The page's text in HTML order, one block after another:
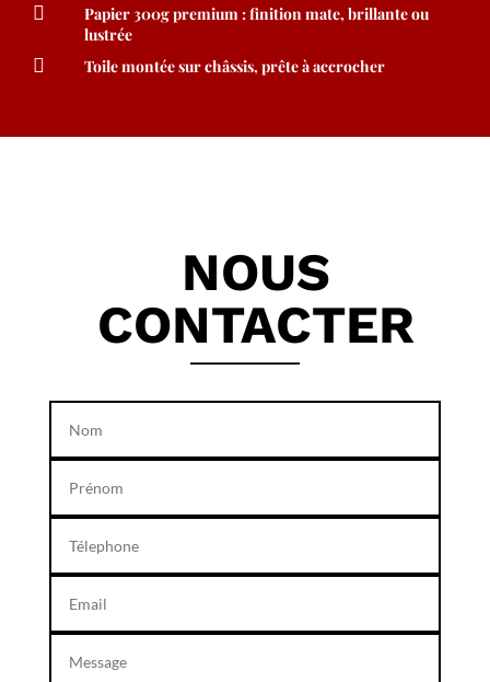

Papier 300g premium : finition mate, brillante ou
lustrée
 Toile montée sur châssis, prête à accrocher
NOUS
CONTACTER